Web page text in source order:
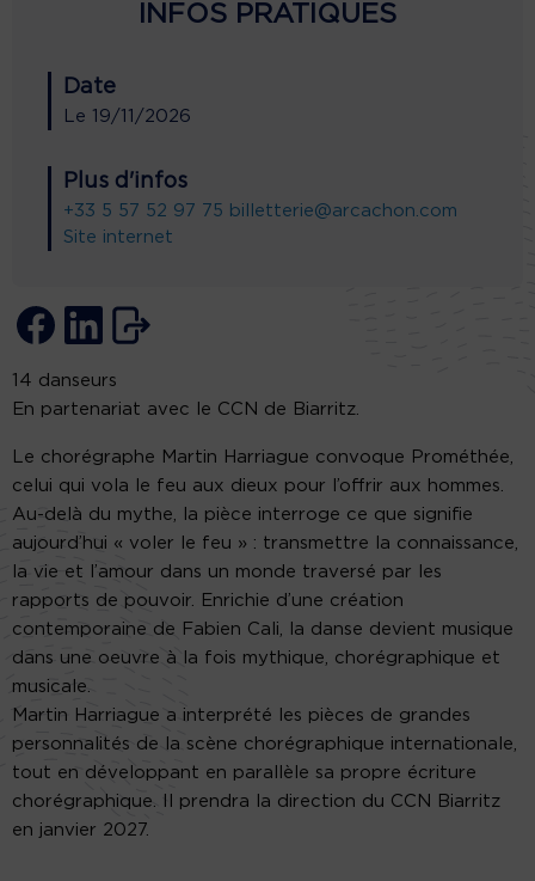
INFOS PRATIQUES
Date
Le 19/11/2026
Plus d'infos
+33 5 57 52 97 75 billetterie@arcachon.com
Site internet
14 danseurs
En partenariat avec le CCN de Biarritz.
Le chorégraphe Martin Harriague convoque Prométhée,
celui qui vola le feu aux dieux pour l’offrir aux hommes.
Au-delà du mythe, la pièce interroge ce que signifie
aujourd’hui « voler le feu » : transmettre la connaissance,
la vie et l’amour dans un monde traversé par les
rapports de pouvoir. Enrichie d’une création
contemporaine de Fabien Cali, la danse devient musique
dans une oeuvre à la fois mythique, chorégraphique et
musicale.
Martin Harriague a interprété les pièces de grandes
personnalités de la scène chorégraphique internationale,
tout en développant en parallèle sa propre écriture
chorégraphique. Il prendra la direction du CCN Biarritz
en janvier 2027.